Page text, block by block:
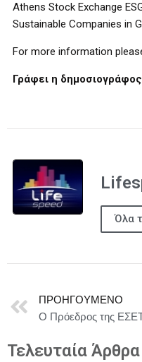
Athens Stock Exchange
Sustainable Companies in
For more information
Γράφει η
Όλα
ΠΡΟΗΓΟΎΜΕΝΟ
Τελευταία Άρθρα